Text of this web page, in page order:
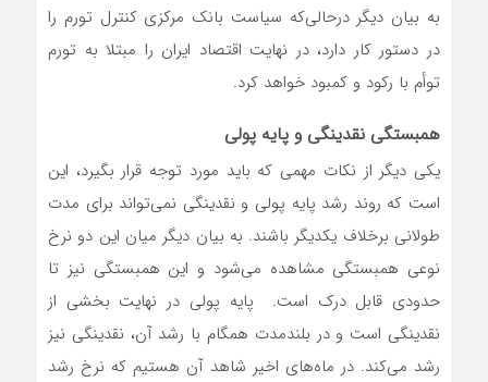
به بیان دیگر در‌حالی‌که سیاست بانک مرکزی کنترل تورم را
در دستور کار دارد، در نهایت اقتصاد ایران را مبتلا به تورم
توأم با رکود و کمبود خواهد کرد.
همبستگی نقدینگی و پایه پولی
یکی دیگر از نکات مهمی که باید مورد توجه قرار بگیرد، این
است که روند رشد پایه پولی و نقدینگی نمی‌تواند برای مدت
طولانی برخلاف یکدیگر باشند. به بیان دیگر میان این دو نرخ
نوعی همبستگی مشاهده می‌شود و این همبستگی نیز تا
حدودی قابل درک است. پایه پولی در نهایت بخشی از
نقدینگی است و در بلندمدت همگام با رشد آن، نقدینگی نیز
رشد می‌کند. در ماه‌های اخیر شاهد آن هستیم که نرخ رشد